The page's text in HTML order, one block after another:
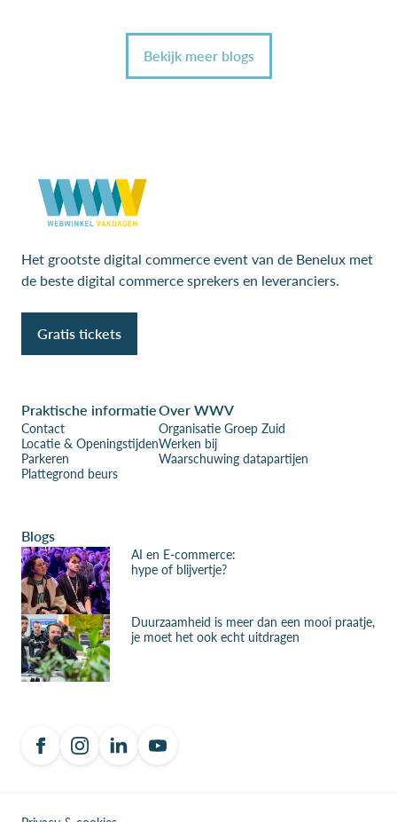
Bekijk meer blogs
Het grootste digital commerce event van de Benelux met
de beste digital commerce sprekers en leveranciers.
Gratis tickets
Praktische informatie
Contact
Locatie & Openingstijden
Parkeren
Plattegrond beurs
Over WWV
Organisatie Groep Zuid
Werken bij
Waarschuwing datapartijen
Blogs
AI en E-commerce:
hype of blijvertje?
Duurzaamheid is meer dan een mooi praatje,
je moet het ook echt uitdragen